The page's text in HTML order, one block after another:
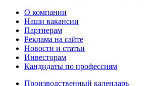
О компании
Наши вакансии
Партнерам
Реклама на сайте
Новости и статьи
Инвесторам
Кандидаты по профессиям
Производственный календарь